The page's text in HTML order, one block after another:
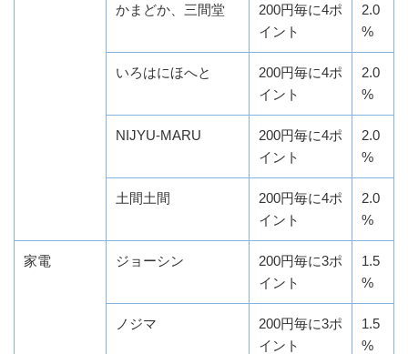
かまどか、三間堂
200円毎に4ポ
イント
2.0
%
いろはにほへと
200円毎に4ポ
イント
2.0
%
NIJYU-MARU
200円毎に4ポ
イント
2.0
%
土間土間
200円毎に4ポ
イント
2.0
%
家電 ジョーシン
200円毎に3ポ
イント
1.5
%
ノジマ
200円毎に3ポ
イント
1.5
%